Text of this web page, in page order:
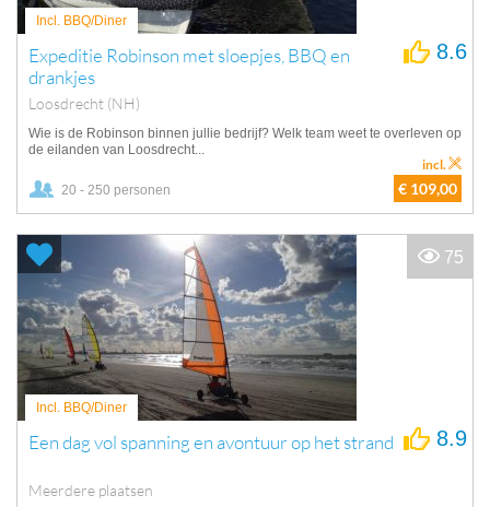
Incl. BBQ/Diner
Expeditie Robinson met sloepjes, BBQ en
drankjes
Loosdrecht (NH)
8.6
Wie is de Robinson binnen jullie bedrijf? Welk team weet te overleven op
de eilanden van Loosdrecht...
20 - 250 personen € 109,00
incl.
Incl. BBQ/Diner
Een dag vol spanning en avontuur op het strand
Meerdere plaatsen
8.9
75